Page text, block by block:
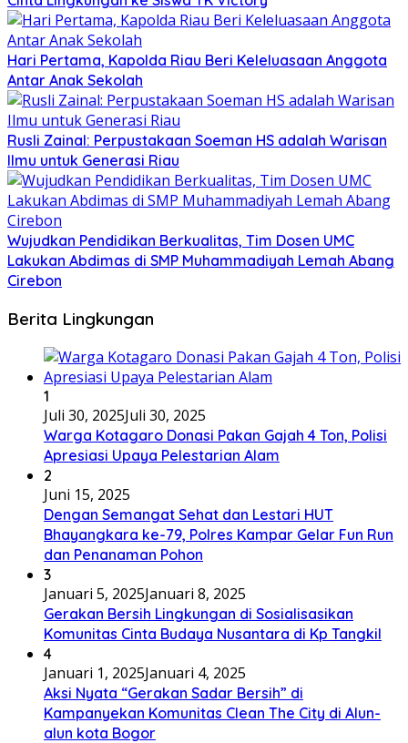
Hari Pertama, Kapolda Riau Beri Keleluasaan Anggota
Antar Anak Sekolah
Rusli Zainal: Perpustakaan Soeman HS adalah Warisan
Ilmu untuk Generasi Riau
Wujudkan Pendidikan Berkualitas, Tim Dosen UMC
Lakukan Abdimas di SMP Muhammadiyah Lemah Abang
Cirebon
Berita Lingkungan
1
Juli 30, 2025Juli 30, 2025
Warga Kotagaro Donasi Pakan Gajah 4 Ton, Polisi
Apresiasi Upaya Pelestarian Alam
2
Juni 15, 2025
Dengan Semangat Sehat dan Lestari HUT
Bhayangkara ke-79, Polres Kampar Gelar Fun Run
dan Penanaman Pohon
3
Januari 5, 2025Januari 8, 2025
Gerakan Bersih Lingkungan di Sosialisasikan
Komunitas Cinta Budaya Nusantara di Kp Tangkil
4
Januari 1, 2025Januari 4, 2025
Aksi Nyata “Gerakan Sadar Bersih” di
Kampanyekan Komunitas Clean The City di Alun-
alun kota Bogor